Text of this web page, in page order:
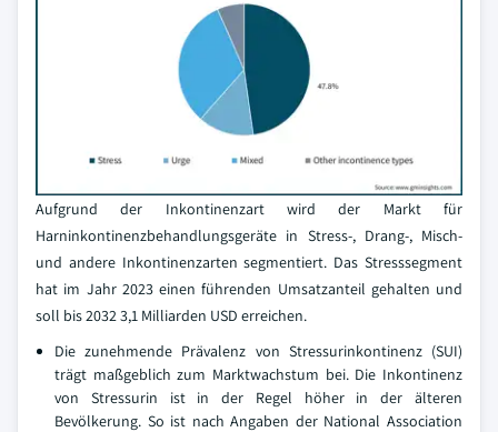
Aufgrund der Inkontinenzart wird der Markt für
Harninkontinenzbehandlungsgeräte in Stress-, Drang-, Misch-
und andere Inkontinenzarten segmentiert. Das Stresssegment
hat im Jahr 2023 einen führenden Umsatzanteil gehalten und
soll bis 2032 3,1 Milliarden USD erreichen.
Die zunehmende Prävalenz von Stressurinkontinenz (SUI)
trägt maßgeblich zum Marktwachstum bei. Die Inkontinenz
von Stressurin ist in der Regel höher in der älteren
Bevölkerung. So ist nach Angaben der National Association